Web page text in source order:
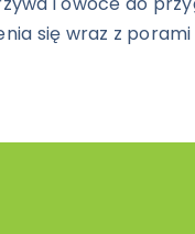
się wraz z